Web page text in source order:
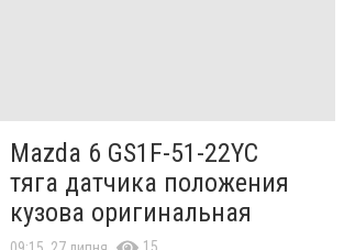
Mazda 6 GS1F-51-22YC
тяга датчика положения
кузова оригинальная
15